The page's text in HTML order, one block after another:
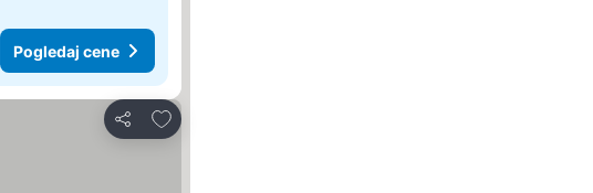
Pogledaj cene
Deli
Dodati u favorite